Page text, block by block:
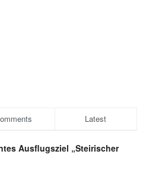
Latest
Ausflugsziel „Steirischer